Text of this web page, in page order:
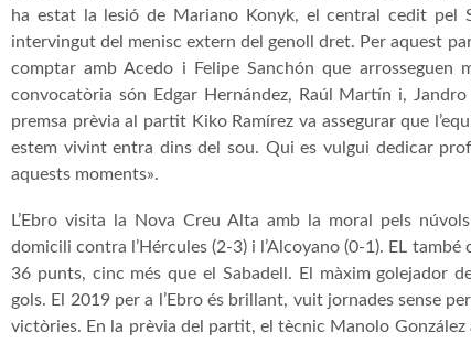
ha estat la lesió de Mariano Konyk, el central cedit pel
intervingut del menisc extern del genoll dret. Per aquest
comptar amb Acedo i Felipe Sanchón que arrosseguen
convocatòria són Edgar Hernández, Raúl Martín i,
premsa prèvia al partit Kiko Ramírez va assegurar que
estem vivint entra dins del sou. Qui es vulgui dedicar
aquests moments».
L’Ebro visita la Nova Creu Alta amb la moral pels
domicili contra l’Hércules (2-3) i l’Alcoyano (0-1). EL
36 punts, cinc més que el Sabadell. El màxim golejador
gols. El 2019 per a l’Ebro és brillant, vuit jornades sense
victòries. En la prèvia del partit, el tècnic Manolo